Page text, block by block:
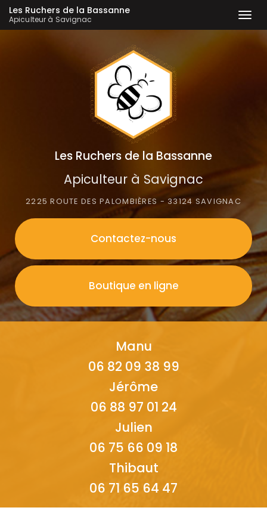
Les Ruchers de la Bassanne
Apiculteur à Savignac
Les Ruchers de la Bassanne
Apiculteur à Savignac
2225 ROUTE DES PALOMBIÈRES - 33124 SAVIGNAC
Contactez-nous
Boutique en ligne
Manu
06 82 09 38 99
Jérôme
06 88 97 01 24
Julien
06 75 66 09 18
Thibaut
06 71 65 64 47